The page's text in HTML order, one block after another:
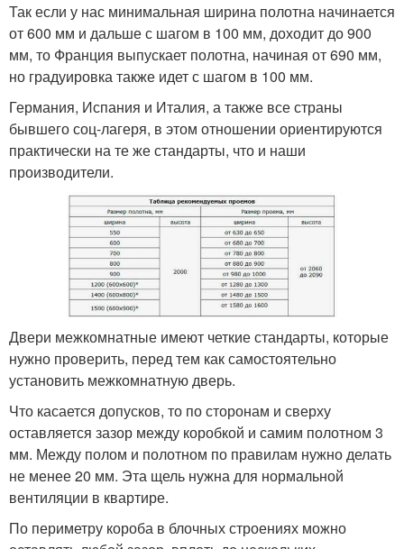
Так если у нас минимальная ширина полотна начинается
от 600 мм и дальше с шагом в 100 мм, доходит до 900
мм, то Франция выпускает полотна, начиная от 690 мм,
но градуировка также идет с шагом в 100 мм.
Германия, Испания и Италия, а также все страны
бывшего соц-лагеря, в этом отношении ориентируются
практически на те же стандарты, что и наши
производители.
Двери межкомнатные имеют четкие стандарты, которые
нужно проверить, перед тем как самостоятельно
установить межкомнатную дверь.
Что касается допусков, то по сторонам и сверху
оставляется зазор между коробкой и самим полотном 3
мм. Между полом и полотном по правилам нужно делать
не менее 20 мм. Эта щель нужна для нормальной
вентиляции в квартире.
По периметру короба в блочных строениях можно